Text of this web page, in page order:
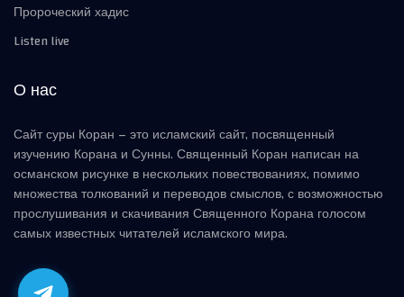
Пророческий хадис
Listen live
О нас
Сайт суры Коран – это исламский сайт, посвященный
изучению Корана и Сунны. Священный Коран написан на
османском рисунке в нескольких повествованиях, помимо
множества толкований и переводов смыслов, с возможностью
прослушивания и скачивания Священного Корана голосом
самых известных читателей исламского мира.